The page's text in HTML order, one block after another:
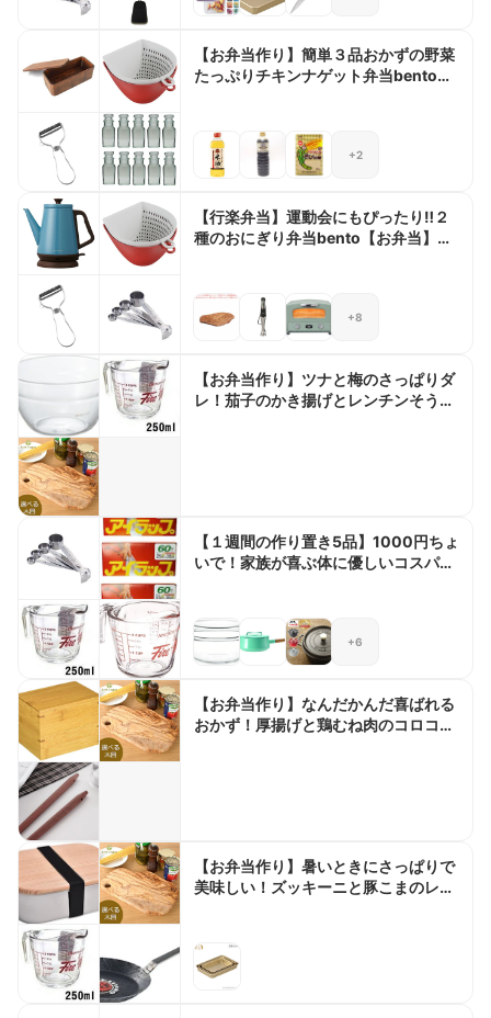
【お弁当作り】簡単３品おかずの野菜
たっぷりチキンナゲット弁当bento＃
+2
【行楽弁当】運動会にもぴったり‼︎２
種のおにぎり弁当bento【お弁当】
+8
【お弁当作り】ツナと梅のさっぱりダ
レ！茄子のかき揚げとレンチンそうめ
【１週間の作り置き5品】1000円ちょ
いで！家族が喜ぶ体に優しいコスパ最
+6
【お弁当作り】なんだかんだ喜ばれる
おかず！厚揚げと鶏むね肉のコロコロ
【お弁当作り】暑いときにさっぱりで
美味しい！ズッキーニと豚こまのレモ